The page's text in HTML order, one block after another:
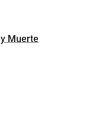
Muerte